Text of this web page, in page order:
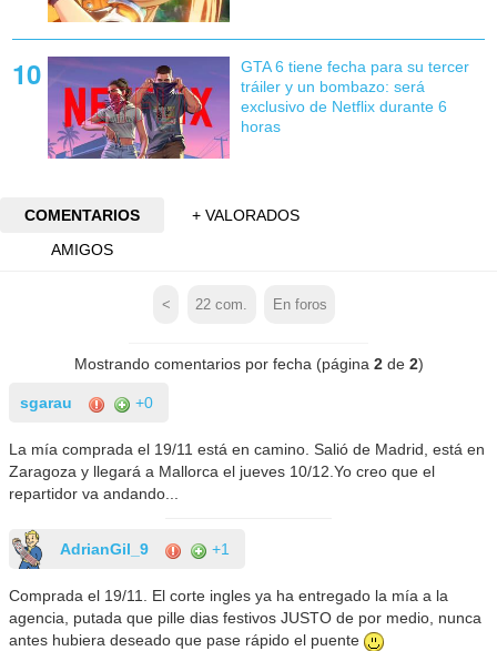
GTA 6 tiene fecha para su tercer
tráiler y un bombazo: será
exclusivo de Netflix durante 6
horas
COMENTARIOS
+ VALORADOS
AMIGOS
< 22 com. En foros
Mostrando comentarios por fecha (página 2de 2)
sgarau +0
La mía comprada el 19/11 está en camino. Salió de Madrid, está en
Zaragoza y llegará a Mallorca el jueves 10/12.Yo creo que el
repartidor va andando...
AdrianGil_9 +1
Comprada el 19/11. El corte ingles ya ha entregado la mía a la
agencia, putada que pille dias festivos JUSTO de por medio, nunca
antes hubiera deseado que pase rápido el puente